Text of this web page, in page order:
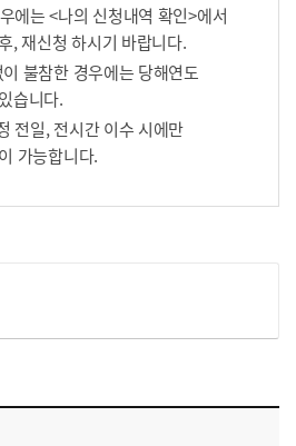
에는 <나의 신청내역 확인>에서
, 재신청 하시기 바랍니다.
불참한 경우에는 당해연도
습니다.
전일, 전시간 이수 시에만
가능합니다.